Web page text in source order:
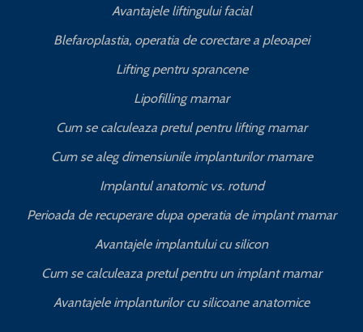
Avantajele liftingului facial
Blefaroplastia, operatia de corectare a pleoapei
Lifting pentru sprancene
Lipofilling mamar
Cum se calculeaza pretul pentru lifting mamar
Cum se aleg dimensiunile implanturilor mamare
Implantul anatomic vs. rotund
Perioada de recuperare dupa operatia de implant mamar
Avantajele implantului cu silicon
Cum se calculeaza pretul pentru un implant mamar
Avantajele implanturilor cu silicoane anatomice